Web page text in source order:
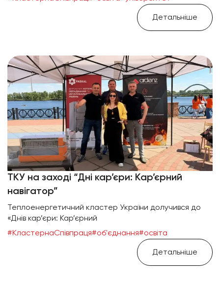
Детальніше
ТКУ на заході “Дні кар’єри: Кар’єрний
навігатор”
Теплоенергетичний кластер України долучився до
«Днів кар’єри: Кар’єрний
#КластернаСпівпраця#об'єднання#освіта
Детальніше